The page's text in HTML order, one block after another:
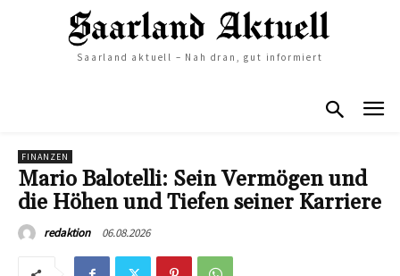
Saarland aktuell – Nah dran, gut informiert
FINANZEN
Mario Balotelli: Sein Vermögen und
die Höhen und Tiefen seiner Karriere
redaktion 06.08.2026